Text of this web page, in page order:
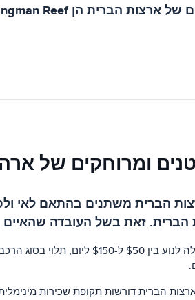
ומרוחקים של
הברית משתנים בהתאם לאי
זאת בשל העובדה
הברית דורשות תקופת שכירות